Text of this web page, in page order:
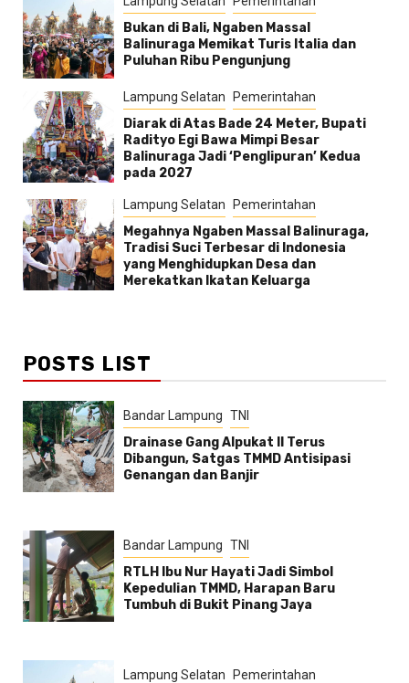
Bukan di Bali, Ngaben Massal
Balinuraga Memikat Turis Italia dan
Puluhan Ribu Pengunjung
Lampung Selatan Pemerintahan
Diarak di Atas Bade 24 Meter, Bupati
Radityo Egi Bawa Mimpi Besar
Balinuraga Jadi ‘Penglipuran’ Kedua
pada 2027
Lampung Selatan Pemerintahan
Megahnya Ngaben Massal Balinuraga,
Tradisi Suci Terbesar di Indonesia
yang Menghidupkan Desa dan
Merekatkan Ikatan Keluarga
POSTS LIST
Bandar Lampung TNI
Drainase Gang Alpukat II Terus
Dibangun, Satgas TMMD Antisipasi
Genangan dan Banjir
Bandar Lampung TNI
RTLH Ibu Nur Hayati Jadi Simbol
Kepedulian TMMD, Harapan Baru
Tumbuh di Bukit Pinang Jaya
Lampung Selatan Pemerintahan